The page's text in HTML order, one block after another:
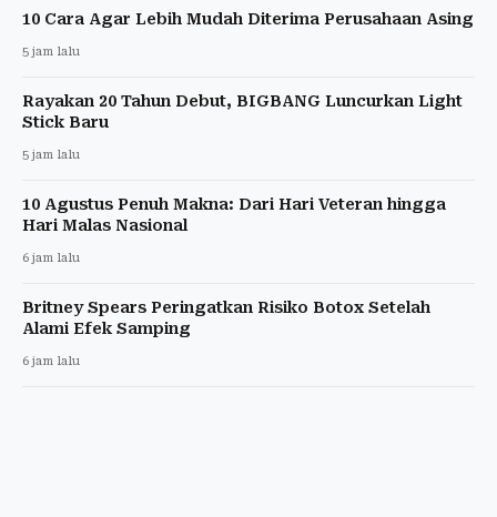
10 Cara Agar Lebih Mudah Diterima Perusahaan Asing
5 jam lalu
Rayakan 20 Tahun Debut, BIGBANG Luncurkan Light
Stick Baru
5 jam lalu
10 Agustus Penuh Makna: Dari Hari Veteran hingga
Hari Malas Nasional
6 jam lalu
Britney Spears Peringatkan Risiko Botox Setelah
Alami Efek Samping
6 jam lalu